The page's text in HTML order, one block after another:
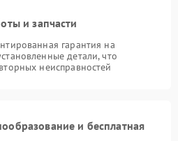
и запчасти
гарантия на
детали, что
неисправностей
и бесплатная